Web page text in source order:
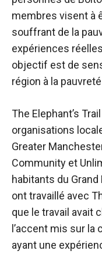
membres visent à
souffrant de la
expériences
objectif est de
région à la
The Elephant’s
organisations
Greater
Community et
habitants du
ont travaillé avec
que le travail avait
l’accent mis sur la
ayant une